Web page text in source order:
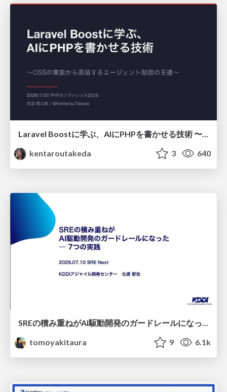
Laravel Boostに学ぶ、AIにPHPを書かせる技術 〜OSSの実装から蒸留するエージェント制御の王道〜
kentaroutakeda
3 640
SREの積み重ねがAI駆動開発のガードレールになった ― 7つの実践/SRE Guardrails The 7
tomoyakitaura
9 6.1k